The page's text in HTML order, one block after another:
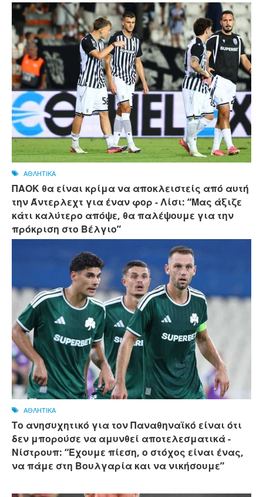
ΑΘΛΗΤΙΚΑ
ΠΑΟΚ θα είναι κρίμα να αποκλειστείς από αυτή
την Άντερλεχτ για έναν φορ - ​​Λίσι: “Μας άξιζε
κάτι καλύτερο απόψε, θα παλέψουμε για την
πρόκριση στο Βέλγιο”
ΑΘΛΗΤΙΚΑ
Το ανησυχητικό για τον Παναθηναϊκό είναι ότι
δεν μπορούσε να αμυνθεί αποτελεσματικά -
Νίστρουπ: “Έχουμε πίεση, ο στόχος είναι ένας,
να πάμε στη Βουλγαρία και να νικήσουμε”